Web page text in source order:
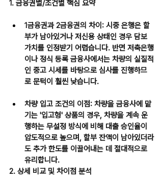
1. 금융권별/조건별 핵심 요약
1금융권과 2금융권의 차이: 시중 은행은 할
부가 남아있거나 저신용 상태인 경우 담보
가치를 인정받기 어렵습니다. 반면 저축은행
이나 정식 등록 금융사에서는 차량의 실질적
인 중고 시세를 바탕으로 심사를 진행하므
로 문턱이 훨씬 낮습니다.
차량 입고 조건의 이점: 차량을 금융사에 맡
기는 '입고형' 상품의 경우, 차량을 계속 운
행하는 무설정 방식에 비해 대출 승인율이
압도적으로 높으며, 할부 잔액이 남아있더라
도 추가 한도를 이끌어내는 데 절대적으로
유리합니다.
2. 상세 비교 및 차이점 분석